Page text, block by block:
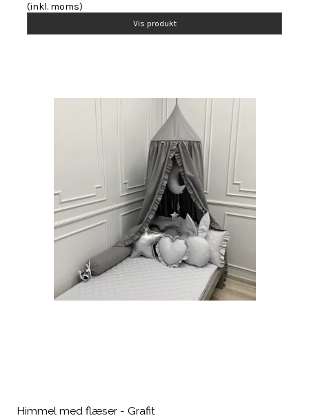
(inkl. moms)
Vis produkt
Himmel med flæser - Grafit